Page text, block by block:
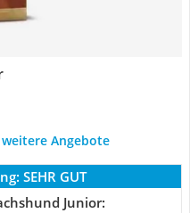
Angebote
SEHR GUT
Junior: